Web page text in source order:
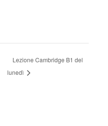
Lezione Cambridge B1 del
lunedì